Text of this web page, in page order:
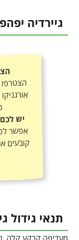
גיירדיה
יש
אפשר
קובעים
תנאי גידול